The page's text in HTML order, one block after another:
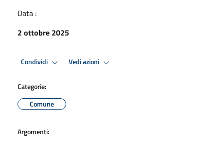
Data :
2 ottobre 2025
Condividi Vedi azioni
Categorie:
Comune
Argomenti: